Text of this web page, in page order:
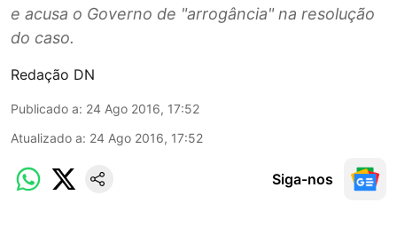
e acusa o Governo de "arrogância" na resolução
do caso.
Redação DN
Publicado a: 24 Ago 2016, 17:52
Atualizado a: 24 Ago 2016, 17:52
Siga-nos